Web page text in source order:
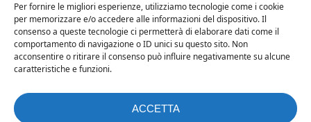
Per fornire le migliori esperienze, utilizziamo tecnologie come i cookie
per memorizzare e/o accedere alle informazioni del dispositivo. Il
consenso a queste tecnologie ci permetterà di elaborare dati come il
comportamento di navigazione o ID unici su questo sito. Non
acconsentire o ritirare il consenso può influire negativamente su alcune
caratteristiche e funzioni.
ACCETTA